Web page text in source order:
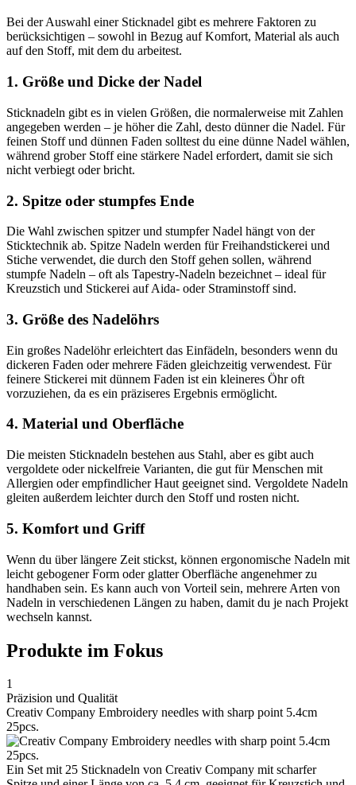
Bei der Auswahl einer Sticknadel gibt es mehrere Faktoren zu
berücksichtigen – sowohl in Bezug auf Komfort, Material als auch
auf den Stoff, mit dem du arbeitest.
1. Größe und Dicke der Nadel
Sticknadeln gibt es in vielen Größen, die normalerweise mit Zahlen
angegeben werden – je höher die Zahl, desto dünner die Nadel. Für
feinen Stoff und dünnen Faden solltest du eine dünne Nadel wählen,
während grober Stoff eine stärkere Nadel erfordert, damit sie sich
nicht verbiegt oder bricht.
2. Spitze oder stumpfes Ende
Die Wahl zwischen spitzer und stumpfer Nadel hängt von der
Sticktechnik ab. Spitze Nadeln werden für Freihandstickerei und
Stiche verwendet, die durch den Stoff gehen sollen, während
stumpfe Nadeln – oft als Tapestry-Nadeln bezeichnet – ideal für
Kreuzstich und Stickerei auf Aida- oder Straminstoff sind.
3. Größe des Nadelöhrs
Ein großes Nadelöhr erleichtert das Einfädeln, besonders wenn du
dickeren Faden oder mehrere Fäden gleichzeitig verwendest. Für
feinere Stickerei mit dünnem Faden ist ein kleineres Öhr oft
vorzuziehen, da es ein präziseres Ergebnis ermöglicht.
4. Material und Oberfläche
Die meisten Sticknadeln bestehen aus Stahl, aber es gibt auch
vergoldete oder nickelfreie Varianten, die gut für Menschen mit
Allergien oder empfindlicher Haut geeignet sind. Vergoldete Nadeln
gleiten außerdem leichter durch den Stoff und rosten nicht.
5. Komfort und Griff
Wenn du über längere Zeit stickst, können ergonomische Nadeln mit
leicht gebogener Form oder glatter Oberfläche angenehmer zu
handhaben sein. Es kann auch von Vorteil sein, mehrere Arten von
Nadeln in verschiedenen Längen zu haben, damit du je nach Projekt
wechseln kannst.
Produkte im Fokus
1
Präzision und Qualität
Creativ Company Embroidery needles with sharp point 5.4cm
25pcs.
Ein Set mit 25 Sticknadeln von Creativ Company mit scharfer